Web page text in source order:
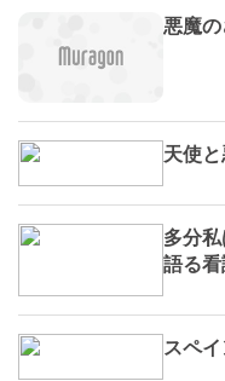
悪魔
天使
多分
語る看
スペ